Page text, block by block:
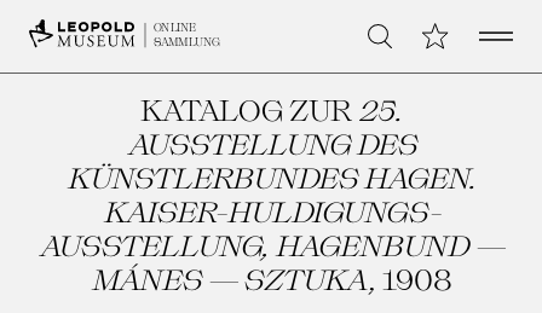
ONLINE
SAMMLUNG
Suche Meine Open
KATALOG ZUR 25.
AUSSTELLUNG DES
KÜNSTLERBUNDES HAGEN.
KAISER-HULDIGUNGS-
AUSSTELLUNG, HAGENBUND —
MÁNES — SZTUKA, 1908